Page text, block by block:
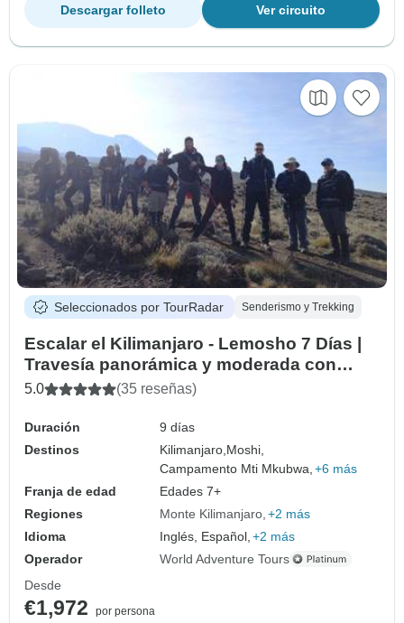
Ver circuito
Descargar folleto
Seleccionados por TourRadar Senderismo y Trekking
Escalar el Kilimanjaro - Lemosho 7 Días |
Travesía panorámica y moderada con
guías expertos
5.0 (35 reseñas)
Duración
9 días
Destinos
Kilimanjaro, Moshi,
Campamento Mti Mkubwa, +6 más
Franja de edad
Edades 7+
Regiones
Monte Kilimanjaro +2 más
Idioma
Inglés, Español, +2 más
Operador
World Adventure Tours
Desde
€1,972 por persona